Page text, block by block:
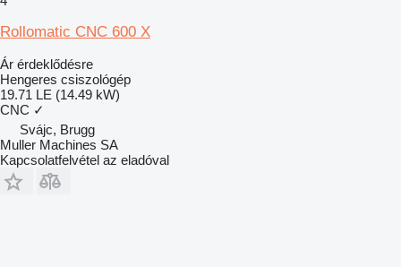
Rollomatic CNC 600 X
Ár érdeklődésre
Hengeres csiszológép
19.71 LE (14.49 kW)
CNC ✓
Svájc, Brugg
Muller Machines SA
Kapcsolatfelvétel az eladóval